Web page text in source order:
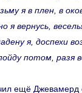
я в плен, в
я вернусь,
я, доспехи
пойду потом, paзя